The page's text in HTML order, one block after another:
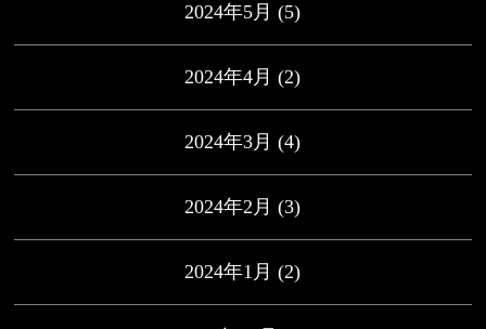
2024年5月 (5)
2024年4月 (2)
2024年3月 (4)
2024年2月 (3)
2024年1月 (2)